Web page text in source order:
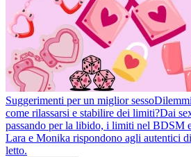
Suggerimenti per un miglior sesso
come rilassarsi e stabilire dei limiti?Dai
passando per la libido, i limiti nel BDSM
Lara e Monika rispondono agli autentici
letto.